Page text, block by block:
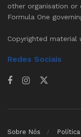
other organisation
Formula One
Copyrighted material
Redes Sociais
Sobre Nós